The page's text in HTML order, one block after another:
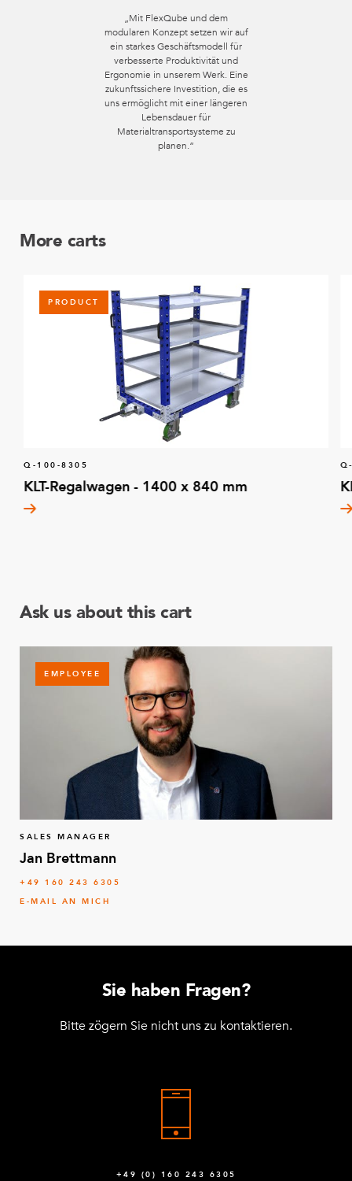
„Mit FlexQube und dem
modularen Konzept setzen wir auf
ein starkes Geschäftsmodell für
verbesserte Produktivität und
Ergonomie in unserem Werk. Eine
zukunftssichere Investition, die es
uns ermöglicht mit einer längeren
Lebensdauer für
Materialtransportsysteme zu
planen.“
More carts
PRODUCT
Q-100-8305
KLT-Regalwagen - 1400 x 840 mm
Ask us about this cart
EMPLOYEE
SALES MANAGER
Jan Brettmann
+49 160 243 6305
E-MAIL AN MICH
Sie haben Fragen?
Bitte zögern Sie nicht uns zu kontaktieren.
+49 (0) 160 243 6305